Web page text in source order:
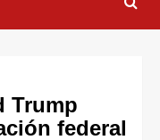
Trump
federal